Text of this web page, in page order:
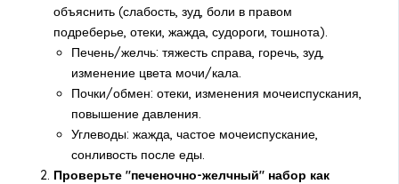
объяснить (слабость, зуд, боли в правом
подреберье, отеки, жажда, судороги, тошнота).
Печень/желчь: тяжесть справа, горечь, зуд,
изменение цвета мочи/кала.
Почки/обмен: отеки, изменения мочеиспускания,
повышение давления.
Углеводы: жажда, частое мочеиспускание,
сонливость после еды.
Проверьте "печеночно-желчный" набор как